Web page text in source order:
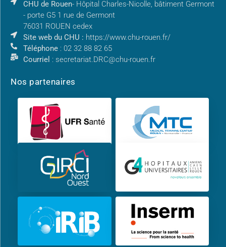
CHU de Rouen- Hôpital Charles-Nicolle, bâtiment Germont
- porte G5 1 rue de Germont
76031 ROUEN cedex
Site web du CHU : https://www.chu-rouen.fr/
Téléphone : 02 32 88 82 65
Courriel : secretariat.DRC@chu-rouen.fr
Nos partenaires